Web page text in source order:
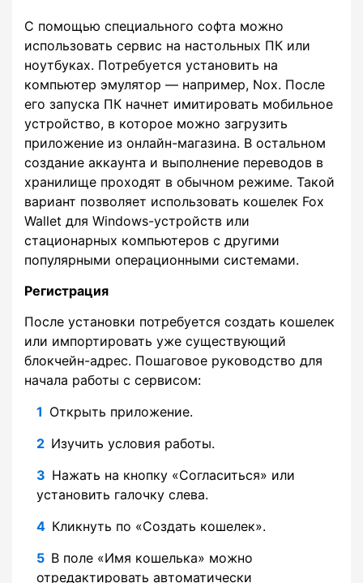
С помощью специального софта можно
использовать сервис на настольных ПК или
ноутбуках. Потребуется установить на
компьютер эмулятор — например, Nox. После
его запуска ПК начнет имитировать мобильное
устройство, в которое можно загрузить
приложение из онлайн-магазина. В остальном
создание аккаунта и выполнение переводов в
хранилище проходят в обычном режиме. Такой
вариант позволяет использовать кошелек Fox
Wallet для Windows-устройств или
стационарных компьютеров с другими
популярными операционными системами.
Регистрация
После установки потребуется создать кошелек
или импортировать уже существующий
блокчейн-адрес. Пошаговое руководство для
начала работы с сервисом:
Открыть приложение.
Изучить условия работы.
Нажать на кнопку «Согласиться» или
установить галочку слева.
Кликнуть по «Создать кошелек».
В поле «Имя кошелька» можно
отредактировать автоматически